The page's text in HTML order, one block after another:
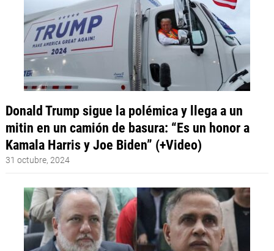
Donald Trump sigue la polémica y llega a un
mitin en un camión de basura: “Es un honor a
Kamala Harris y Joe Biden” (+Video)
31 octubre, 2024